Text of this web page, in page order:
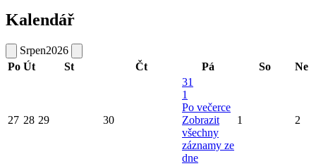
Kalendář
Srpen2026
Po Út St Čt Pá So Ne
27 28 29 30
31
1
Po večerce
Zobrazit
všechny
záznamy ze
dne
1 2